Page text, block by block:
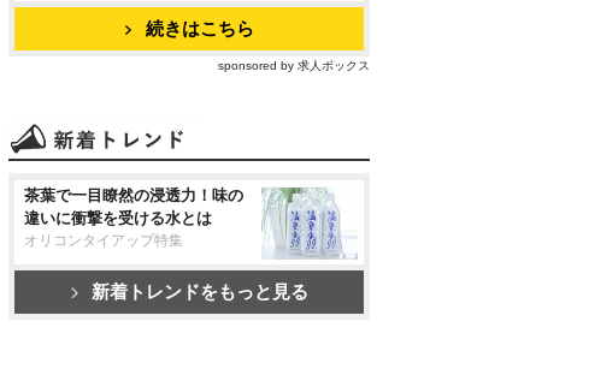
続きはこちら
sponsored by 求人ボックス
茶葉で一目瞭然の浸透力！味の
違いに衝撃を受ける水とは
オリコンタイアップ特集
新着トレンドをもっと見る